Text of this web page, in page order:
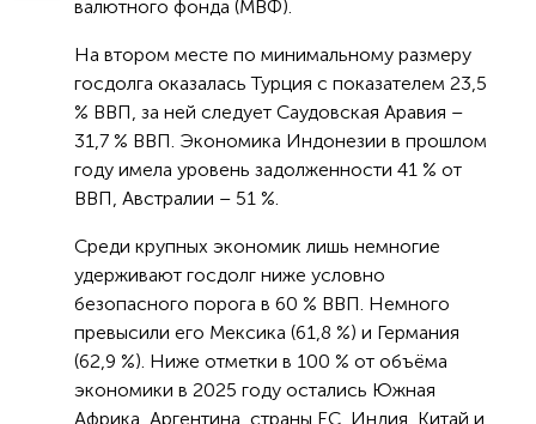
валютного фонда (МВФ).
На втором месте по минимальному размеру
госдолга оказалась Турция с показателем 23,5
% ВВП, за ней следует Саудовская Аравия –
31,7 % ВВП. Экономика Индонезии в прошлом
году имела уровень задолженности 41 % от
ВВП, Австралии – 51 %.
Среди крупных экономик лишь немногие
удерживают госдолг ниже условно
безопасного порога в 60 % ВВП. Немного
превысили его Мексика (61,8 %) и Германия
(62,9 %). Ниже отметки в 100 % от объёма
экономики в 2025 году остались Южная
Африка, Аргентина, страны ЕС, Индия, Китай и